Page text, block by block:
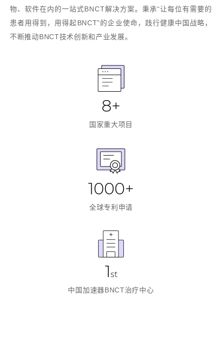
物、软件在内的一站式BNCT解决方案。秉承“让每位有需要的
患者用得到，用得起BNCT”的企业使命，践行健康中国战略，
不断推动BNCT技术创新和产业发展。
8+
国家重大项目
1000+
全球专利申请
1st
中国加速器BNCT治疗中心